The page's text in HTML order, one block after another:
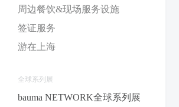
周边餐饮&现场服务设施
签证服务
游在上海
全球系列展
bauma NETWORK全球系列展